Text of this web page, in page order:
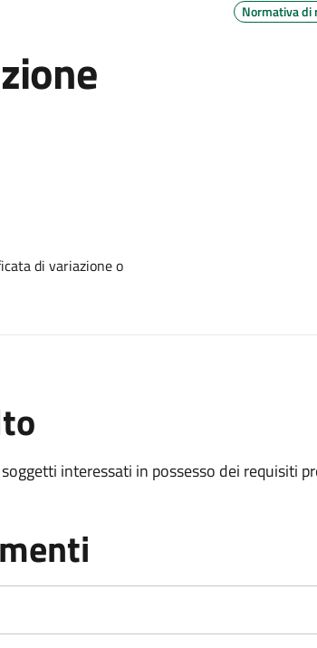
di variazione o
Normativa
interessati in possesso dei requisiti